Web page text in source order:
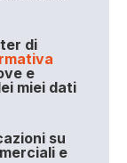
di
e
miei dati
su
e